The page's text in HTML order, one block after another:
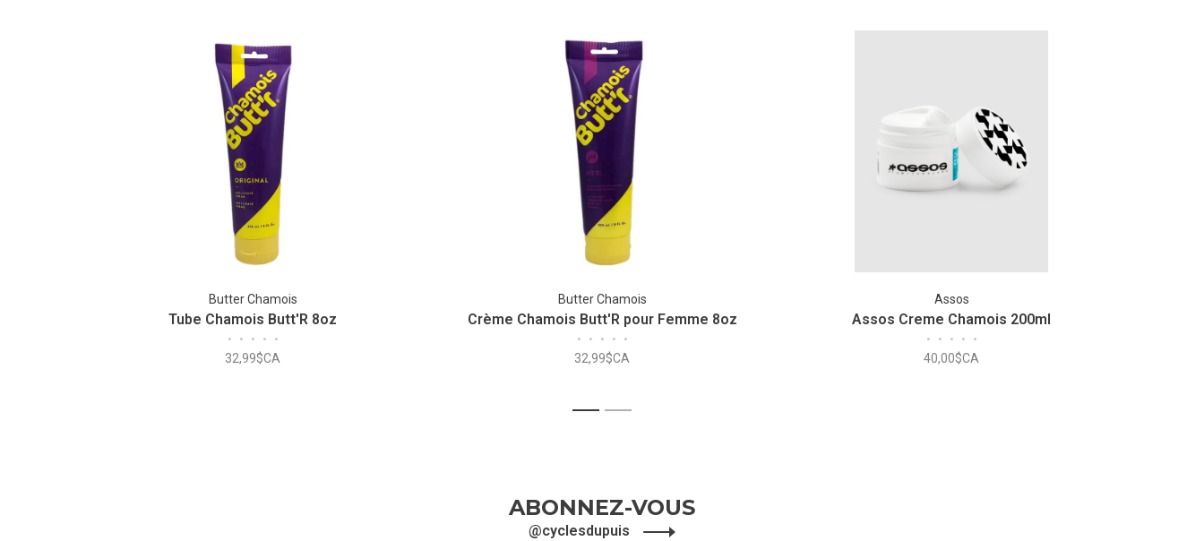
Butter Chamois
Tube Chamois Butt'R 8oz
• • • • •
32,99$CA
Butter Chamois
Crème Chamois Butt'R pour Femme 8oz
• • • • •
32,99$CA
Assos
Assos Creme Chamois 200ml
• • • • •
40,00$CA
1 2
ABONNEZ-VOUS
@cyclesdupuis